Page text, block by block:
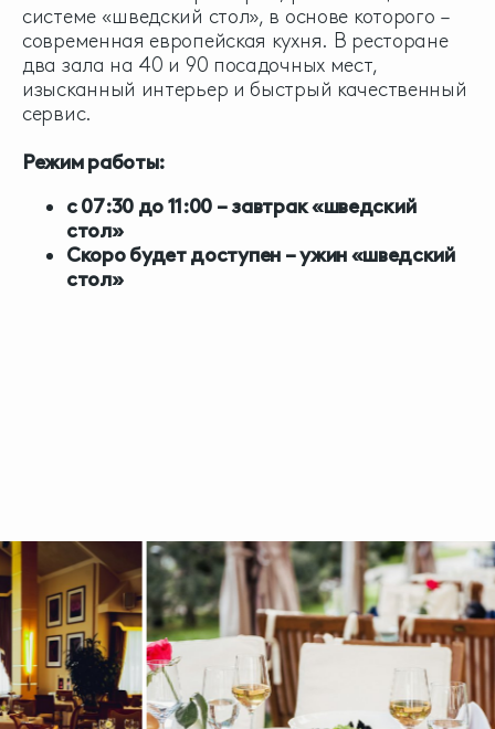
системе «шведский стол», в основе которого –
современная европейская кухня. В ресторане
два зала на 40 и 90 посадочных мест,
изысканный интерьер и быстрый качественный
сервис.
Режим работы:
с 07:30 до 11:00 – завтрак «шведский
стол»
Скоро будет доступен – ужин «шведский
стол»